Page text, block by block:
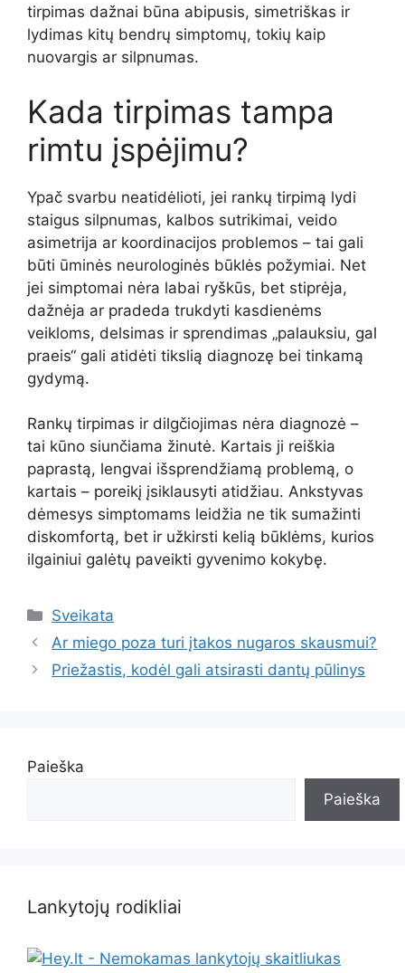
tirpimas dažnai būna abipusis, simetriškas ir
lydimas kitų bendrų simptomų, tokių kaip
nuovargis ar silpnumas.
Kada tirpimas tampa
rimtu įspėjimu?
Ypač svarbu neatidėlioti, jei rankų tirpimą lydi
staigus silpnumas, kalbos sutrikimai, veido
asimetrija ar koordinacijos problemos – tai gali
būti ūminės neurologinės būklės požymiai. Net
jei simptomai nėra labai ryškūs, bet stiprėja,
dažnėja ar pradeda trukdyti kasdienėms
veikloms, delsimas ir sprendimas „palauksiu, gal
praeis“ gali atidėti tikslią diagnozę bei tinkamą
gydymą.
Rankų tirpimas ir dilgčiojimas nėra diagnozė –
tai kūno siunčiama žinutė. Kartais ji reiškia
paprastą, lengvai išsprendžiamą problemą, o
kartais – poreikį įsiklausyti atidžiau. Ankstyvas
dėmesys simptomams leidžia ne tik sumažinti
diskomfortą, bet ir užkirsti kelią būklėms, kurios
ilgainiui galėtų paveikti gyvenimo kokybę.
Kategorijos
Sveikata
Ar miego poza turi įtakos nugaros skausmui?
Priežastis, kodėl gali atsirasti dantų pūlinys
Paieška
Paieška
Lankytojų rodikliai